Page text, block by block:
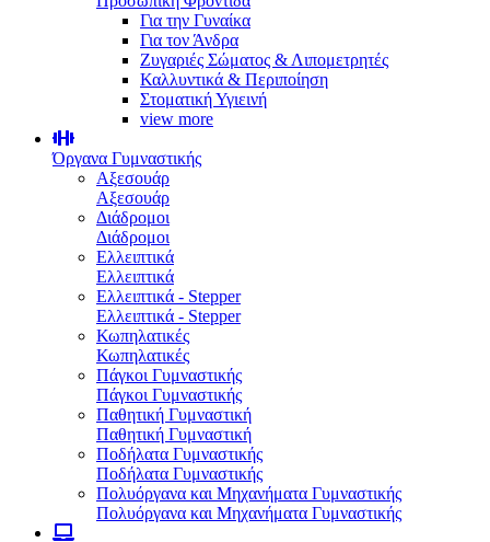
Για την Γυναίκα
Για τον Άνδρα
Ζυγαριές Σώματος & Λιπομετρητές
Καλλυντικά & Περιποίηση
Στοματική Υγιεινή
view more
Όργανα Γυμναστικής
Αξεσουάρ
Αξεσουάρ
Διάδρομοι
Διάδρομοι
Ελλειπτικά
Ελλειπτικά
Ελλειπτικά - Stepper
Ελλειπτικά - Stepper
Κωπηλατικές
Κωπηλατικές
Πάγκοι Γυμναστικής
Πάγκοι Γυμναστικής
Παθητική Γυμναστική
Παθητική Γυμναστική
Ποδήλατα Γυμναστικής
Ποδήλατα Γυμναστικής
Πολυόργανα και Μηχανήματα Γυμναστικής
Πολυόργανα και Μηχανήματα Γυμναστικής